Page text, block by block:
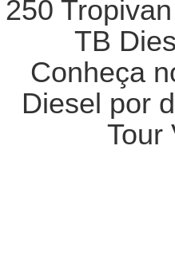
250
TB
Conheça
Diesel por
Tour